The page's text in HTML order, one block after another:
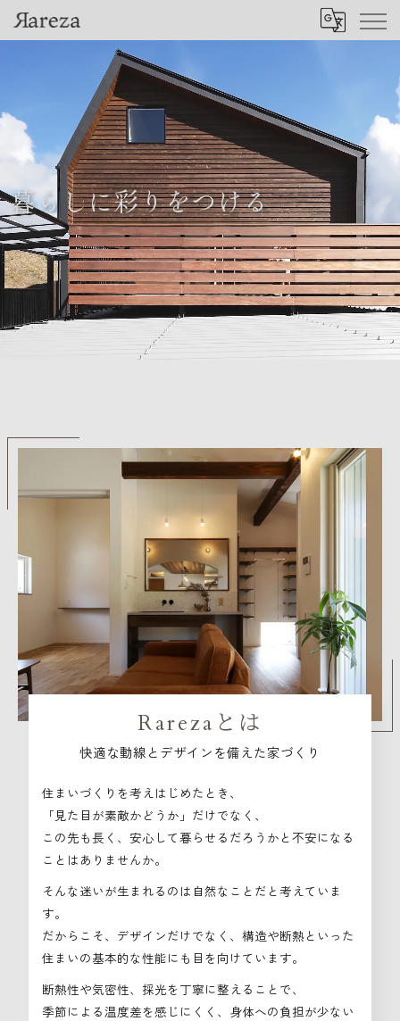
暮らしに彩りをつける
Rarezaとは
快適な動線とデザインを備えた家づくり
住まいづくりを考えはじめたとき、
「見た目が素敵かどうか」だけでなく、
この先も長く、安心して暮らせるだろうかと不安になる
ことはありませんか。
そんな迷いが生まれるのは自然なことだと考えていま
す。
だからこそ、デザインだけでなく、構造や断熱といった
住まいの基本的な性能にも目を向けています。
断熱性や気密性、採光を丁寧に整えることで、
季節による温度差を感じにくく、身体への負担が少ない